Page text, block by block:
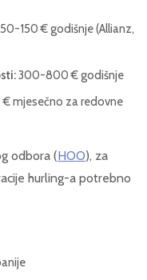
50-150 € godišnje (Allianz,
300-800 € godišnje
mjesečno za redovne
odbora (HOO), za
hurling-a potrebno